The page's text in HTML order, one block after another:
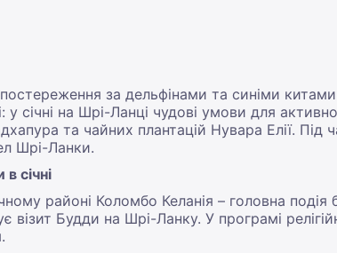
за дельфінами та синіми
у січні на Шрі-Ланці чудові умови для
та чайних плантацій Нувара Елії.
Шрі-Ланки.
січні
районі Коломбо Келанія – головна подія
візит Будди на Шрі-Ланку. У програмі